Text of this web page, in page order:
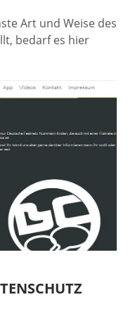
Art und Weise des
bedarf es hier